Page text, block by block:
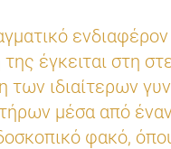
έγκειται στη
των ιδιαίτερων
μέσα από
φακό,